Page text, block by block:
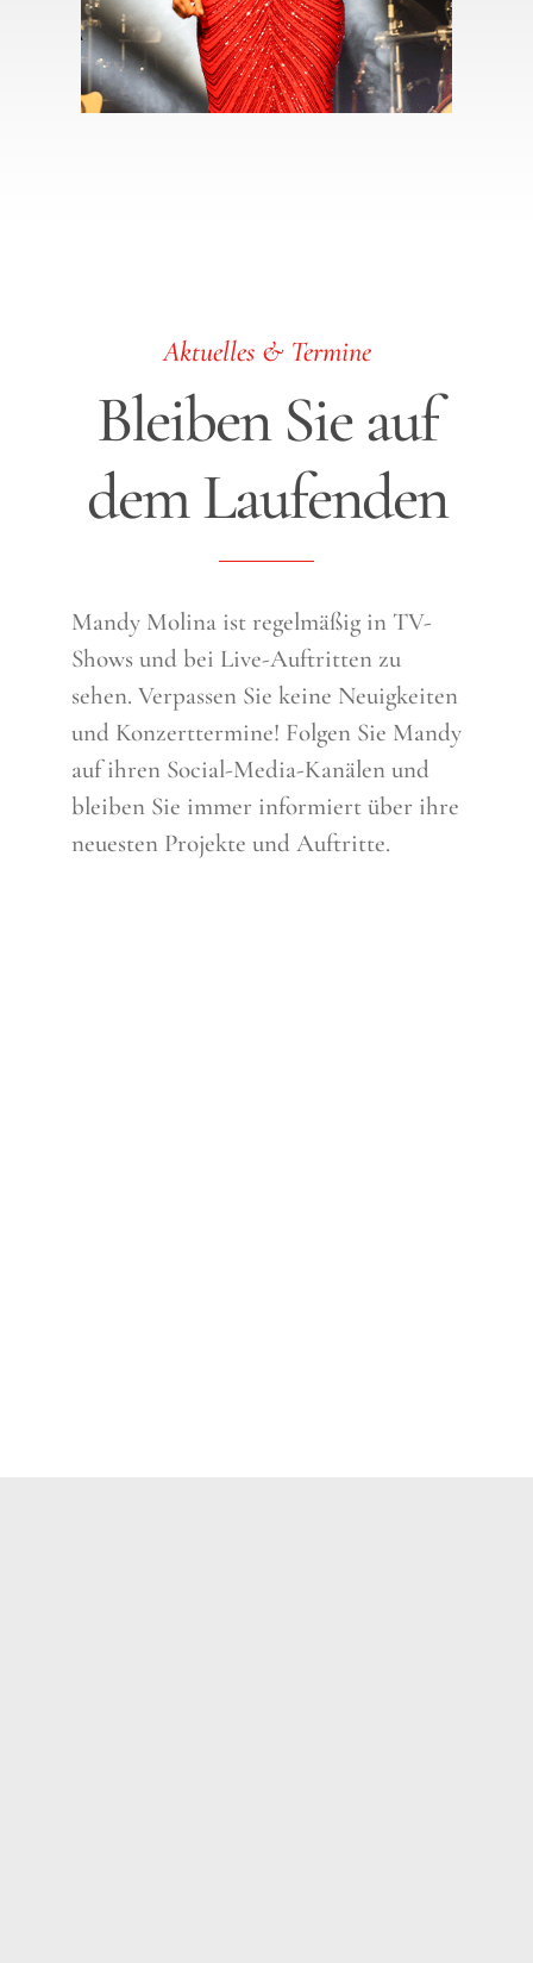
Aktuelles & Termine
Bleiben Sie auf
dem Laufenden
Mandy Molina ist regelmäßig in TV-
Shows und bei Live-Auftritten zu
sehen. Verpassen Sie keine Neuigkeiten
und Konzerttermine! Folgen Sie Mandy
auf ihren Social-Media-Kanälen und
bleiben Sie immer informiert über ihre
neuesten Projekte und Auftritte.